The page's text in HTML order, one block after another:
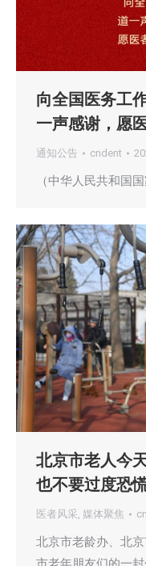
向全国医务工
一声感谢，愿
通知公告 cndent
（中华人民共和国
北京市老人今
也不要过度恐
医者风采, 媒体聚焦
北京市老龄办、北